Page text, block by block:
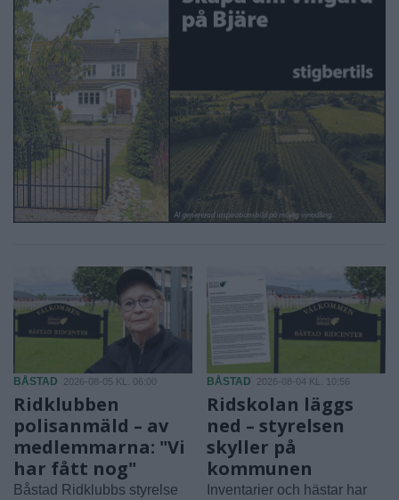
BÅSTAD 2026-08-05 KL. 06:00
Ridklubben
polisanmäld – av
medlemmarna: "Vi
har fått nog"
Båstad Ridklubbs styrelse
BÅSTAD 2026-08-04 KL. 10:56
Ridskolan läggs
ned – styrelsen
skyller på
kommunen
Inventarier och hästar har